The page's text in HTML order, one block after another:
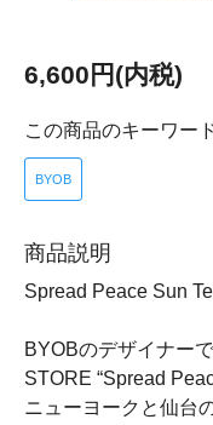
6,600円(内税)
この商品のキーワー
BYOB
商品説明
Spread Peace Sun
BYOBのデザイナー
STORE “Spread
ニューヨークと仙台